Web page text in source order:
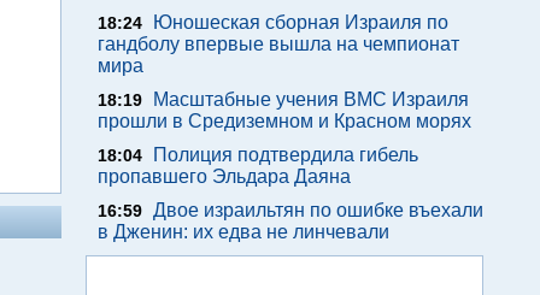
18:24
Юношеская сборная Израиля по
гандболу впервые вышла на чемпионат
мира
18:19
Масштабные учения ВМС Израиля
прошли в Средиземном и Красном морях
18:04
Полиция подтвердила гибель
пропавшего Эльдара Даяна
16:59 Двое израильтян по ошибке въехали
в Дженин: их едва не линчевали